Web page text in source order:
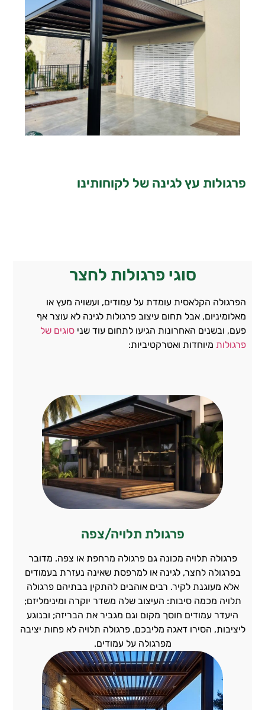
פרגולות עץ לגינה של לקוחותינו
סוגי פרגולות לחצר
הפרגולה הקלאסית עומדת על עמודים, ועשויה מעץ או
מאלומיניום, אבל תחום עיצוב פרגולות לגינה לא עוצר אף
פעם, ובשנים האחרונות הגיעו לתחום עוד שניסוגים של
פרגולות מיוחדות ואטרקטיביות:
פרגולת תלויה/צפה
פרגולה תלויה מכונה גם פרגולה מרחפת או צפה. מדובר
בפרגולה לחצר, לגינה או למרפסת שאינה נעזרת בעמודים
אלא מעוגנת לקיר. רבים אוהבים להתקין בבתיהם פרגולה
תלויה מכמה סיבות: העיצוב שלה משדר יוקרה ומינימליזם;
היעדר עמודים חוסך מקום וגם מגביר את הבריזה; ובנוגע
ליציבות, הסירו דאגה מליבכם, פרגולה תלויה לא פחות יציבה
מפרגולה על עמודים.